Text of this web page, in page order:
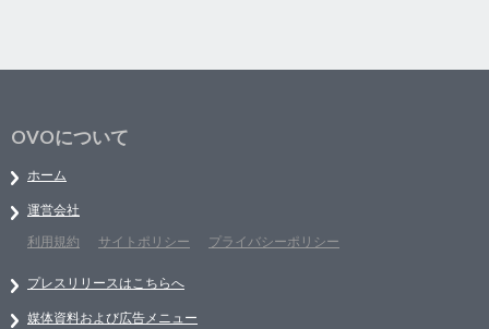
OVOについて
ホーム
運営会社
利用規約
サイトポリシー プライバシーポリシー
プレスリリースはこちらへ
媒体資料および広告メニュー